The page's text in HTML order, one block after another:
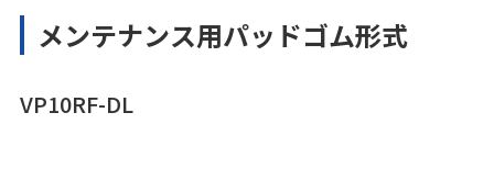
メンテナンス用パッドゴム形式
VP10RF-DL